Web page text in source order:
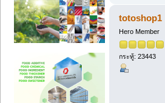
totoshop1
Hero Member
กระทู้: 23443